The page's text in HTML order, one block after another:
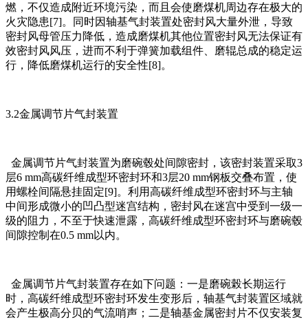
燃，不仅造成附近环境污染，而且会使磨煤机周边存在极大的
火灾隐患[7]。同时因轴基气封装置处密封风大量外泄，导致
密封风母管压力降低，造成磨煤机其他位置密封风无法保证有
效密封风风压，进而不利于弹簧加载组件、磨辊总成的稳定运
行，降低磨煤机运行的安全性[8]。
3.2金属调节片气封装置
金属调节片气封装置为磨碗毂处间隙密封，该密封装置采取3
层6 mm高碳纤维成型环密封环和3层20 mm钢板交叠布置，使
用螺栓间隔悬挂固定[9]。利用高碳纤维成型环密封环与主轴
中间形成微小的凹凸型迷宫结构，密封风在迷宫中受到一级一
级的阻力，不至于快速泄露，高碳纤维成型环密封环与磨碗毂
间隙控制在0.5 mm以内。
金属调节片气封装置存在如下问题：一是磨碗榖长期运行
时，高碳纤维成型环密封环发生变形后，轴基气封装置区域就
会产生极高分贝的气流哨声；二是轴基金属密封片不仅安装复